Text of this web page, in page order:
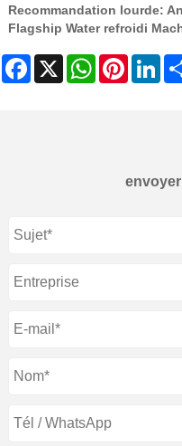
Recommandation lourde:
Flagship Water refroidi
Facebook
X WhatsAppPinterest